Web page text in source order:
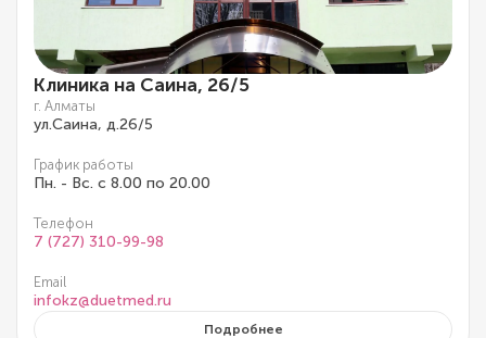
Клиника на Саина, 26/5
г. Алматы
ул.Саина, д.26/5
График работы
Пн. - Вс. с 8.00 по 20.00
Телефон
7 (727) 310-99-98
Email
infokz@duetmed.ru
Подробнее